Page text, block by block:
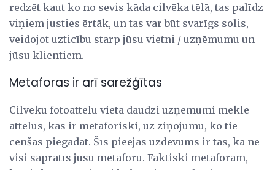
redzēt kaut ko no sevis kāda cilvēka tēlā, tas palīdz
viņiem justies ērtāk, un tas var būt svarīgs solis,
veidojot uzticību starp jūsu vietni / uzņēmumu un
jūsu klientiem.
Metaforas ir arī sarežģītas
Cilvēku fotoattēlu vietā daudzi uzņēmumi meklē
attēlus, kas ir metaforiski, uz ziņojumu, ko tie
cenšas piegādāt. Šīs pieejas uzdevums ir tas, ka ne
visi sapratīs jūsu metaforu. Faktiski metaforām,